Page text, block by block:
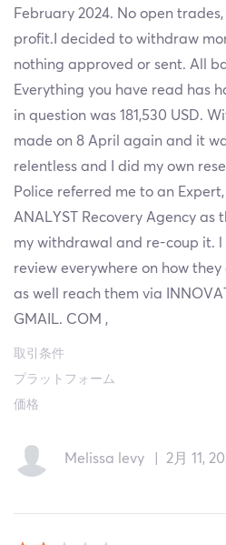
February 2024. No open trades,
profit.I decided to withdraw
nothing approved or sent. All
Everything you have read has
in question was 181,530 USD.
made on 8 April again and it
relentless and I did my own
Police referred me to an
ANALYST Recovery Agency as
my withdrawal and re-coup it.
review everywhere on how
as well reach them via
GMAIL. COM ,
取引条件
プラットフォーム
価格
Melissa levy 2月 11,